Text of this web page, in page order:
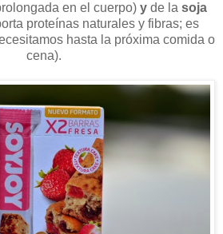
en el cuerpo) y de la soja
proteínas naturales y fibras; es
hasta la próxima comida o
cena).